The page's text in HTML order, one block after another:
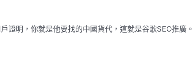
證明，你就是他要找的中國貨代，這就是谷歌SEO推廣。